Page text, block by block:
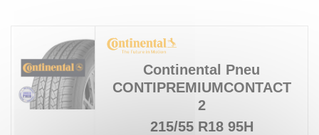
Continental Pneu
CONTIPREMIUMCONTACT
2
215/55 R18 95H